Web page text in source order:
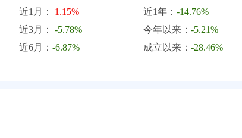
近1月： 1.15%
近3月： -5.78%
近6月： -6.87%
近1年：-14.76%
今年以来：-5.21%
成立以来：-28.46%